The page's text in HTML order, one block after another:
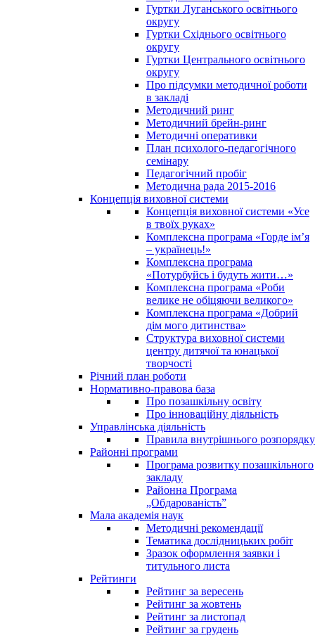
Гуртки Луганського освітнього
округу
Гуртки Східнього освітнього
округу
Гуртки Центрального освітнього
округу
Про підсумки методичної роботи
в закладі
Методичний ринг
Методичний брейн-ринг
Методичні оперативки
План психолого-педагогічного
семінару
Педагогічний пробіг
Методична рада 2015-2016
Концепція виховної системи
Концепція виховної системи «Усе
в твоїх руках»
Комплексна програма «Горде ім’я
– українець!»
Комплексна програма
«Потурбуйсь і будуть жити…»
Комплексна програма «Роби
велике не обіцяючи великого»
Комплексна програма «Добрий
дім мого дитинства»
Структура виховної системи
центру дитячої та юнацької
творчості
Річний план роботи
Нормативно-правова база
Про позашкільну освіту
Про інноваційну діяльність
Управлінська діяльність
Правила внутрішнього розпорядку
Районні програми
Програма розвитку позашкільного
закладу
Районна Програма
„Обдарованість”
Мала академія наук
Методичні рекомендації
Тематика дослідницьких робіт
Зразок оформлення заявки і
титульного листа
Рейтинги
Рейтинг за вересень
Рейтинг за жовтень
Рейтинг за листопад
Рейтинг за грудень